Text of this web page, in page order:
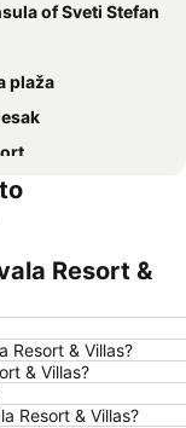
of Sveti Stefan
plaža
Resort &
Resort & Villas?
& Villas?
Resort & Villas?